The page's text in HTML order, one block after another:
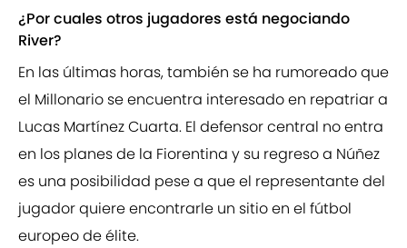
¿Por cuales otros jugadores está negociando
River?
En las últimas horas, también se ha rumoreado que
el Millonario se encuentra interesado en repatriar a
Lucas Martínez Cuarta. El defensor central no entra
en los planes de la Fiorentina y su regreso a Núñez
es una posibilidad pese a que el representante del
jugador quiere encontrarle un sitio en el fútbol
europeo de élite.